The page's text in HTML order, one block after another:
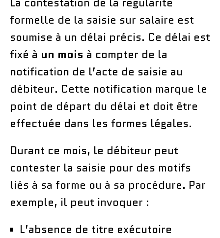
formelle de la saisie sur salaire est
soumise à un délai précis. Ce délai est
fixé à un mois à compter de la
notification de l’acte de saisie au
débiteur. Cette notification marque le
point de départ du délai et doit être
effectuée dans les formes légales.
Durant ce mois, le débiteur peut
contester la saisie pour des motifs
liés à sa forme ou à sa procédure. Par
exemple, il peut invoquer :
L’absence de titre exécutoire